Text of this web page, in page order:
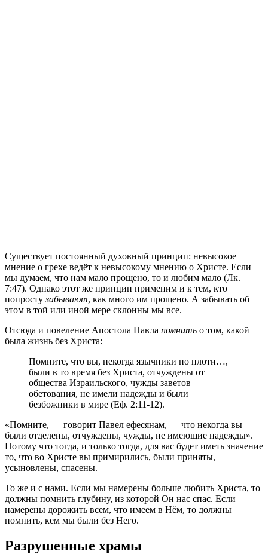
Существует постоянный духовный принцип: невысокое
мнение о грехе ведёт к невысокому мнению о Христе. Если
мы думаем, что нам мало прощено, то и любим мало (Лк.
7:47). Однако этот же принцип применим и к тем, кто
попростузабывают, как много им прощено. А забывать об
этом в той или иной мере склонны мы все.
Отсюда и повеление Апостола Павла помнить о том, какой
была жизнь без Христа:
Помните, что вы, некогда язычники по плоти…,
были в то время без Христа, отчуждены от
общества Израильского, чужды заветов
обетования, не имели надежды и были
безбожники в мире (Еф. 2:11-12).
«Помните, — говорит Павел ефесянам, — что некогда вы
были отделены, отчуждены, чужды, не имеющие надежды».
Потому что тогда, и только тогда, для вас будет иметь значение
то, что во Христе вы примирились, были приняты,
усыновлены, спасены.
То же и с нами. Если мы намерены больше любить Христа, то
должны помнить глубину, из которой Он нас спас. Если
намерены дорожить всем, что имеем в Нём, то должны
помнить, кем мы были без Него.
Разрушенные храмы